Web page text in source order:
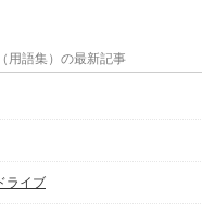
用語集）の最新記事
ライブ